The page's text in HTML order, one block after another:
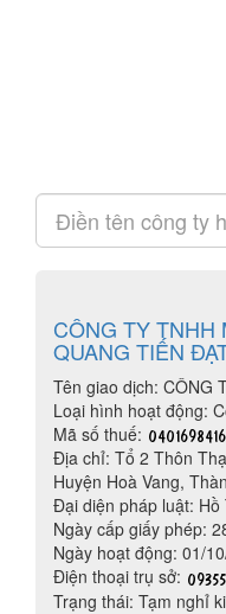
CÔNG TY TNHH
QUANG TIẾN
Tên giao dịch: CÔNG
Loại hình hoạt động:
Mã số thuế:
Địa chỉ: Tổ 2 Thôn
Huyện Hoà Vang,
Đại diện pháp luật: Hồ
Ngày cấp giấy phép:
Ngày hoạt động: 01/
Điện thoại trụ sở:
Trạng thái: Tạm nghỉ